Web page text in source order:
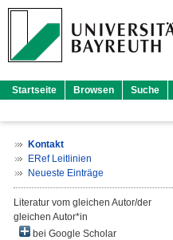
Startseite Browsen Suche
Kontakt
ERef Leitlinien
Neueste Einträge
Literatur vom gleichen Autor/der
gleichen Autor*in
bei Google Scholar